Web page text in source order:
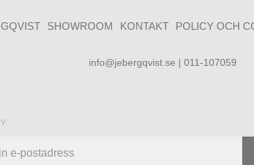
SHOWROOM KONTAKT POLICY OCH
info@jebergqvist.se | 011-107059